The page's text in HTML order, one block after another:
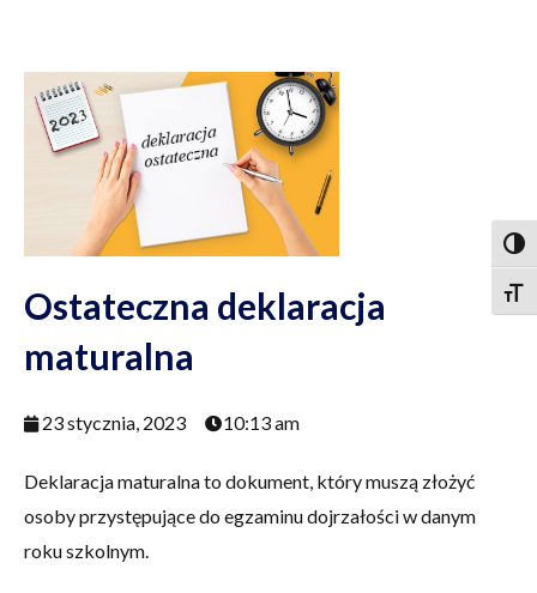
Ostateczna deklaracja
maturalna
23 stycznia, 2023 10:13 am
Deklaracja maturalna to dokument, który muszą złożyć
osoby przystępujące do egzaminu dojrzałości w danym
roku szkolnym.